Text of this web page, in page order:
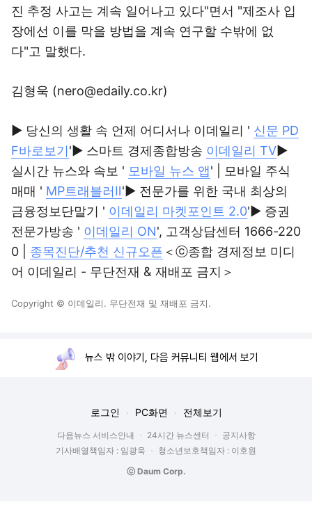
진 추정 사고는 계속 일어나고 있다"면서 "제조사 입
장에선 이를 막을 방법을 계속 연구할 수밖에 없
다"고 말했다.
김형욱 (nero@edaily.co.kr)
▶ 당신의 생활 속 언제 어디서나 이데일리 ' 신문 PD
F바로보기'▶ 스마트 경제종합방송 이데일리 TV▶
실시간 뉴스와 속보 ' 모바일 뉴스 앱' | 모바일 주식
매매 ' MP트래블러Ⅱ'▶ 전문가를 위한 국내 최상의
금융정보단말기 ' 이데일리 마켓포인트 2.0'▶ 증권
전문가방송 ' 이데일리 ON', 고객상담센터 1666-220
0 | 종목진단/추천 신규오픈 ＜ⓒ종합 경제정보 미디
어 이데일리 - 무단전재 & 재배포 금지＞
Copyright © 이데일리. 무단전재 및 재배포 금지.
뉴스 밖 이야기, 다음 커뮤니티 웹에서 보기
로그인 PC화면 전체보기
다음뉴스 서비스안내 24시간 뉴스센터
공지사항
기사배열책임자 : 임광욱
청소년보호책임자 : 이호원
ⓒ Daum Corp.